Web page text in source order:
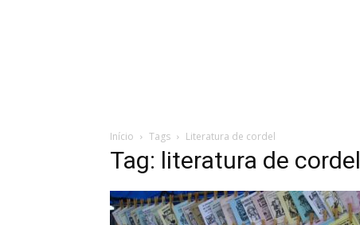
Início Tags Literatura de cordel
Tag: literatura de cordel